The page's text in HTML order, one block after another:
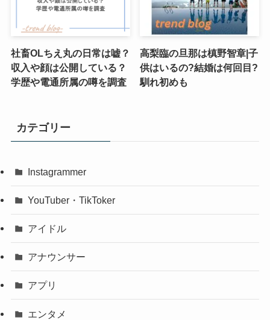
社畜OLちえ丸の日常は嘘？
収入や顔は公開している？
学歴や電通所属の噂を調査
高梨臨の旦那は槙野智章|子
供はいるの?結婚は何回目?
馴れ初めも
カテゴリー
Instagrammer
YouTuber・TikToker
アイドル
アナウンサー
アプリ
エンタメ